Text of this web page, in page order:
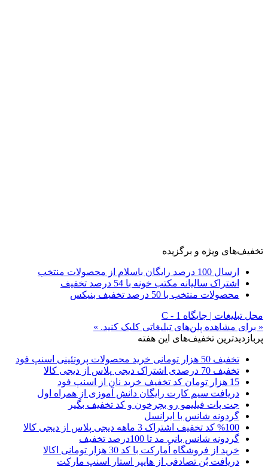
تخفیف‌های ویژه و برگزیده
ارسال 100 درصد رایگان باسلام از محصولات منتخب
اشتراک سالیانه مکتب خونه با 54 درصد تخفیف
محصولات منتخب با 50 درصد تخفیف بنیکس
محل تبلیغات | جایگاه C - 1
« برای مشاهده پلن‌های تبلیغاتی کلیک کنید. »
پربازدیدترین تخفیف‌های این هفته
تخفیف 50 هزار تومانی خرید محصولات پروتئینی اسنپ فود
تخفیف 70 درصدی اشتراک دیجی پلاس از دیجی کالا
15 هزار تومان کد تخفیف خرید نان از اسنپ فود
دریافت سیم کارت رایگان دانش آموزی از همراه اول
جت پات فیلیمو رو بچرخون و کد تخفیف بگیر
گردونه شانس با ایرانسل
%100 کد تخفیف اشتراک 3 ماهه دیجی پلاس از دیجی کالا
گردونه شانس بانی مد تا 100درصد تخفیف
خرید از فروشگاه اُمارکت با کد 30 هزار تومانی اکالا
دریافت بُن تصادفی از هایپر استار اسنپ مارکت